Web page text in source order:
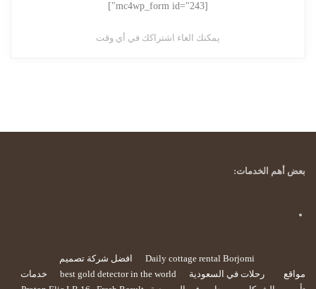
[mc4wp_form id="243"]
يمكنك الغاء اشتراكك في أي وقت
بعض أهم الخدمات:
Daily cottage rental Borjomi
افضل شركة تصميم
مواقع
رحلات في السعودية best gold detector in the world
خدمات